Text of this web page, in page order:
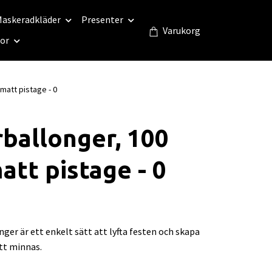
Presenter
Varukorg
pistage - 0
100
pistage - 0
är ett enkelt sätt att lyfta festen och skapa
minnas.